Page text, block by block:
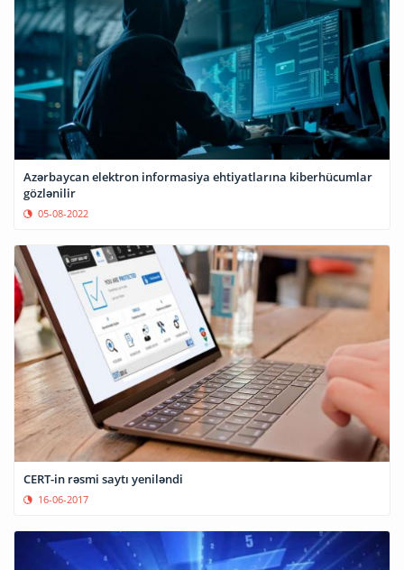
Azərbaycan elektron informasiya ehtiyatlarına kiberhücumlar
gözlənilir
05-08-2022
CERT-in rəsmi saytı yeniləndi
16-06-2017